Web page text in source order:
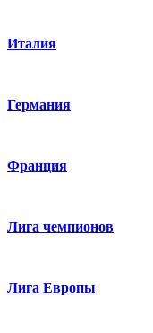
Италия
Германия
Франция
Лига чемпионов
Лига Европы